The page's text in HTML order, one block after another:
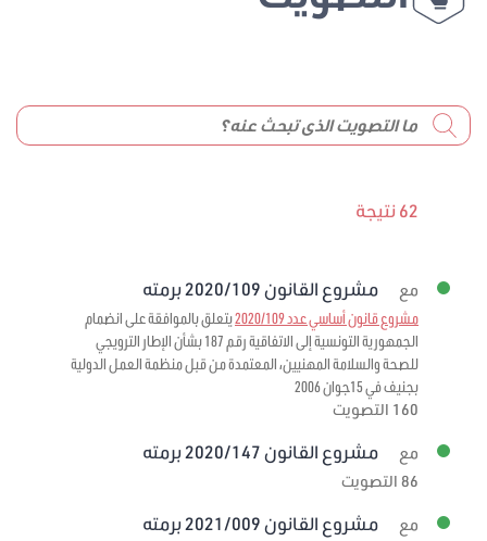
62 نتيجة
مع مشروع القانون 2020/109 برمته
مشروع قانون أساسي عدد 2020/109
يتعلق بالموافقة على انضمام
الجمهورية التونسية إلى الاتفاقية رقم 187 بشأن الإطار الترويجي
للصحة والسلامة المهنيين، المعتمدة من قبل منظمة العمل الدولية
بجنيف في 15جوان 2006
160 التصويت
مع مشروع القانون 2020/147 برمته
86 التصويت
مع مشروع القانون 2021/009 برمته